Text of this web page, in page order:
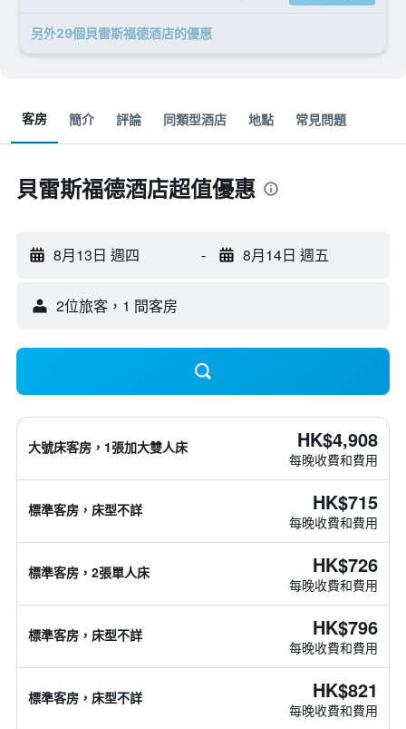
另外29個貝雷斯福德酒店​的優惠
客房 簡介 評論 同類型酒店 地點 常見問題
貝雷斯福德酒店超值優惠
8月13日 週四 - 8月14日 週五
2位旅客，1 間客房
大號床客房，1張加大雙人床 HK$4,908
每晚收費和費用
標準客房，床型不詳 HK$715
每晚收費和費用
標準客房，2張單人床 HK$726
每晚收費和費用
標準客房，床型不詳 HK$796
每晚收費和費用
標準客房，床型不詳 HK$821
每晚收費和費用